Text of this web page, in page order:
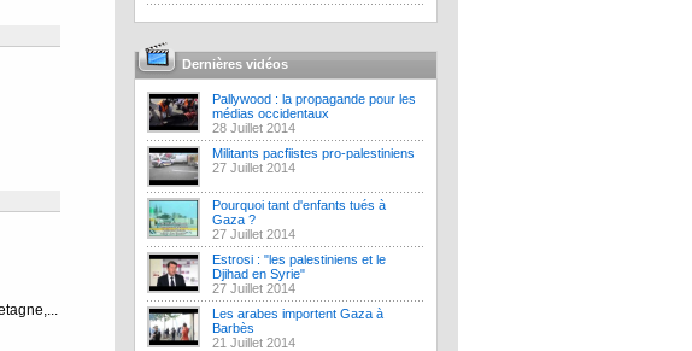
Dernières vidéos
Pallywood : la propagande pour les
médias occidentaux
28 Juillet 2014
Militants pacfiistes pro-palestiniens
27 Juillet 2014
Pourquoi tant d'enfants tués à
Gaza ?
27 Juillet 2014
Estrosi : "les palestiniens et le
Djihad en Syrie"
27 Juillet 2014
Les arabes importent Gaza à
Barbès
21 Juillet 2014